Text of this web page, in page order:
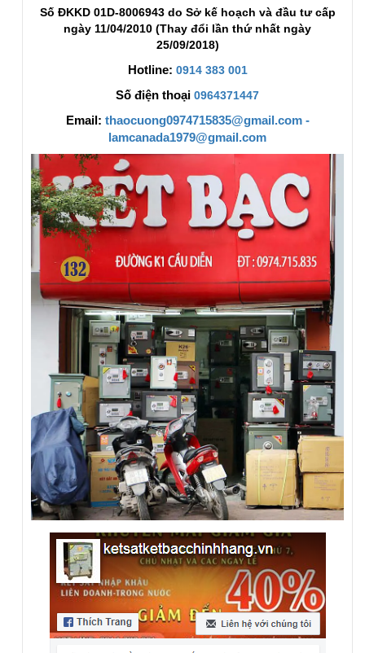
Số ĐKKD 01D-8006943 do Sở kế hoạch và đầu tư cấp
ngày 11/04/2010 (Thay đổi lần thứ nhất ngày
25/09/2018)
Hotline: 0914 383 001
Số điện thoại 0964371447
Email: thaocuong0974715835@gmail.com -
lamcanada1979@gmail.com